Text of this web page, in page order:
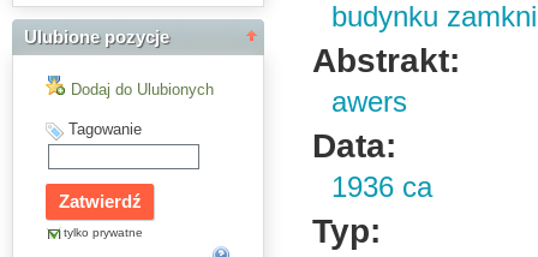
Ulubione pozycje
Dodaj do Ulubionych
Tagowanie
tylko prywatne
budynku
Abstrakt:
awers
Data:
1936 ca
Typ: